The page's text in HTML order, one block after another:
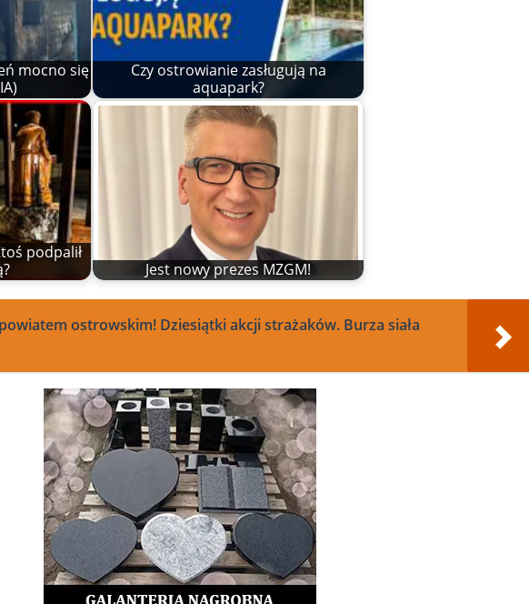
mocno się
Czy ostrowianie zasługują na
aquapark?
podpalił
Jest nowy prezes MZGM!
ostrowskim! Dziesiątki akcji strażaków. Burza siała